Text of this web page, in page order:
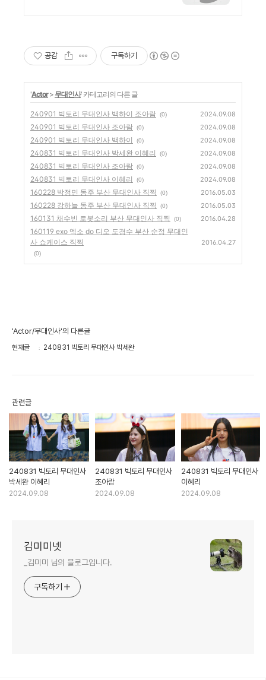
공감 구독하기
'Actor> 무대인사' 카테고리의 다른 글
240901 빅토리 무대인사 백하이 조아람 (0) 2024.09.08
240901 빅토리 무대인사 조아람 (0) 2024.09.08
240901 빅토리 무대인사 백하이 (0) 2024.09.08
240831 빅토리 무대인사 박세완 이혜리 (0) 2024.09.08
240831 빅토리 무대인사 조아람 (0) 2024.09.08
240831 빅토리 무대인사 이혜리 (0) 2024.09.08
160228 박정민 동주 부산 무대인사 직찍 (0) 2016.05.03
160228 강하늘 동주 부산 무대인사 직찍 (0) 2016.05.03
160131 채수빈 로봇소리 부산 무대인사 직찍 (0) 2016.04.28
160119 exo 엑소 do 디오 도경수 부산 순정 무대인
사 쇼케이스 직찍
(0)
2016.04.27
'Actor/무대인사'의 다른글
현재글 240831 빅토리 무대인사 박세완
관련글
240831 빅토리 무대인사
박세완 이혜리
2024.09.08
240831 빅토리 무대인사
조아람
2024.09.08
240831 빅토리 무대인사
이혜리
2024.09.08
김미미넷
_김미미 님의 블로그입니다.
구독하기